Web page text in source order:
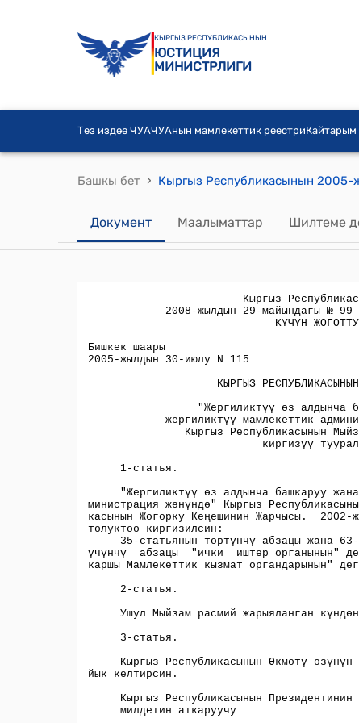
КЫРГЫЗ РЕСПУБЛИКАСЫНЫН
ЮСТИЦИЯ
МИНИСТРЛИГИ
Тез издөө ЧУАЧУАнын мамлекеттик реестри
Башкы бет ›
Документ Маалыматтар Шилтеме